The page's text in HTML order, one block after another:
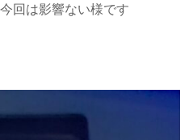
回は影響ない様です